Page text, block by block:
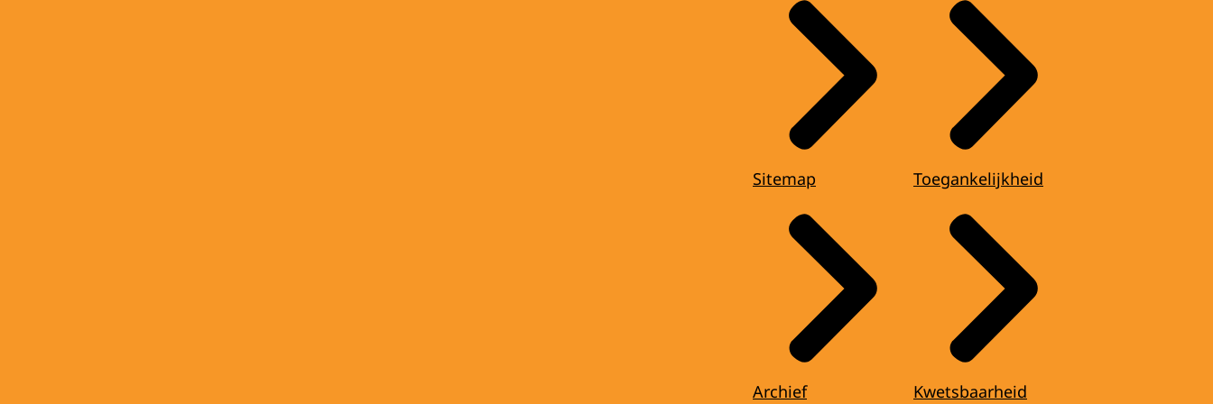
Sitemap
Archief
Toegankelijkheid
Kwetsbaarheid